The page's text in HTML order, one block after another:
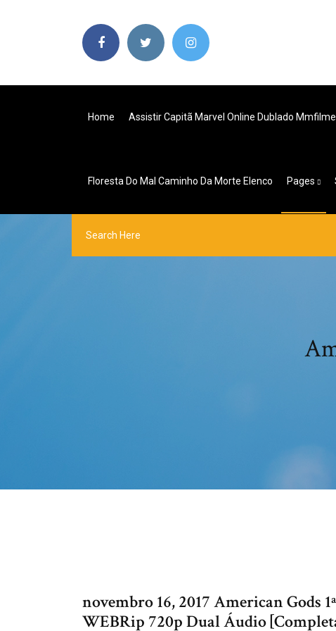
Home Assistir Capitã Marvel Online Dublado
Floresta Do Mal Caminho Da Morte Elenco Pages
novembro 16, 2017 American Gods
WEBRip 720p Dual Áudio